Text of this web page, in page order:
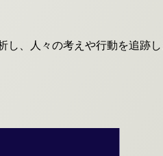
、人々の考えや行動を追跡